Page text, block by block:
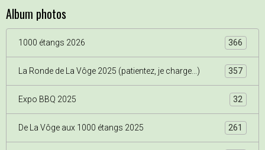
Album photos
1000 étangs 2026 366
La Ronde de La Vôge 2025 (patientez, je charge...) 357
Expo BBQ 2025 32
De La Vôge aux 1000 étangs 2025 261